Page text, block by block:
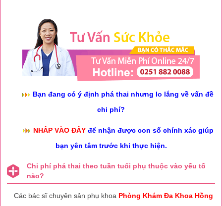
Bạn đang có ý định phá thai nhưng lo lắng về vấn đề
chi phí?
NHẤP VÀO ĐÂYđể nhận được con số chính xác giúp
bạn yên tâm trước khi thực hiện.
Chi phí phá thai theo tuần tuổi phụ thuộc vào yếu tố
nào?
Các bác sĩ chuyên sản phụ khoa Phòng Khám Đa Khoa Hồng